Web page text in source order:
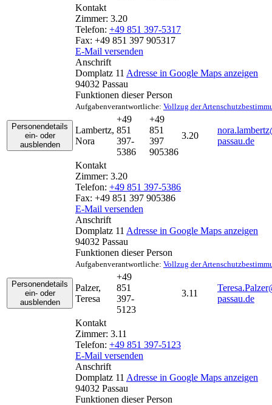
Kontakt
Zimmer: 3.20
Telefon: +49 851 397-5317
Fax: +49 851 397 905317
E-Mail versenden
Anschrift
Domplatz 11 Adresse in Google Maps anzeigen
94032 Passau
Funktionen dieser Person
Aufgabenverantwortliche: Vollzug der
Personendetails
ein- oder
ausblenden
Lambertz,
Nora
+49
851
397-
5386
+49
851
397
905386
3.20
passau.de
Kontakt
Zimmer: 3.20
Telefon: +49 851 397-5386
Fax: +49 851 397 905386
E-Mail versenden
Anschrift
Domplatz 11 Adresse in Google Maps anzeigen
94032 Passau
Funktionen dieser Person
Aufgabenverantwortliche: Vollzug der
Personendetails
ein- oder
ausblenden
Palzer,
Teresa
+49
851
397-
5123
3.11
passau.de
Kontakt
Zimmer: 3.11
Telefon: +49 851 397-5123
E-Mail versenden
Anschrift
Domplatz 11 Adresse in Google Maps anzeigen
94032 Passau
Funktionen dieser Person